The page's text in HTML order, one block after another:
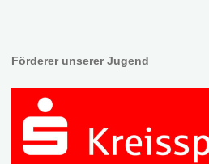
Förderer unserer Jugend